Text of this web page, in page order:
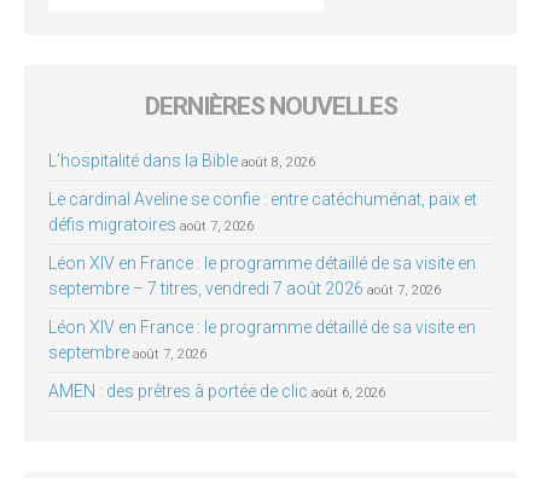
DERNIÈRES NOUVELLES
L’hospitalité dans la Bible août 8, 2026
Le cardinal Aveline se confie : entre catéchuménat, paix et
défis migratoires août 7, 2026
Léon XIV en France : le programme détaillé de sa visite en
septembre – 7 titres, vendredi 7 août 2026 août 7, 2026
Léon XIV en France : le programme détaillé de sa visite en
septembre août 7, 2026
AMEN : des prêtres à portée de clic août 6, 2026